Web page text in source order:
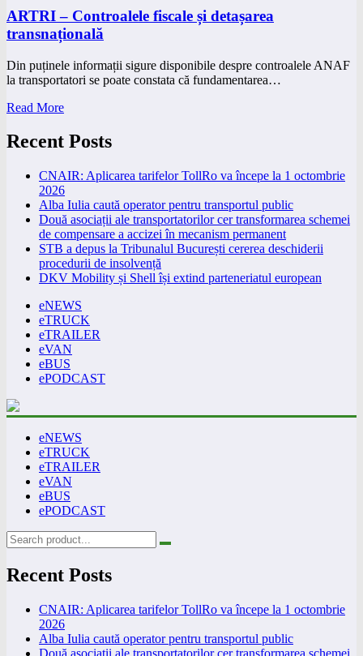
ARTRI – Controalele fiscale și detașarea
transnațională
Din puținele informații sigure disponibile despre controalele ANAF
la transportatori se poate constata că fundamentarea…
Read More
Recent Posts
CNAIR: Aplicarea tarifelor TollRo va începe la 1 octombrie
2026
Alba Iulia caută operator pentru transportul public
Două asociații ale transportatorilor cer transformarea schemei
de compensare a accizei în mecanism permanent
STB a depus la Tribunalul București cererea deschiderii
procedurii de insolvență
DKV Mobility și Shell își extind parteneriatul european
eNEWS
eTRUCK
eTRAILER
eVAN
eBUS
ePODCAST
eNEWS
eTRUCK
eTRAILER
eVAN
eBUS
ePODCAST
Recent Posts
CNAIR: Aplicarea tarifelor TollRo va începe la 1 octombrie
2026
Alba Iulia caută operator pentru transportul public